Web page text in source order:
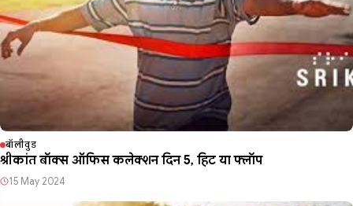
बॉलीवुड
श्रीकांत बॉक्स ऑफिस कलेक्शन दिन 5, हिट या फ्लॉप
15 May 2024